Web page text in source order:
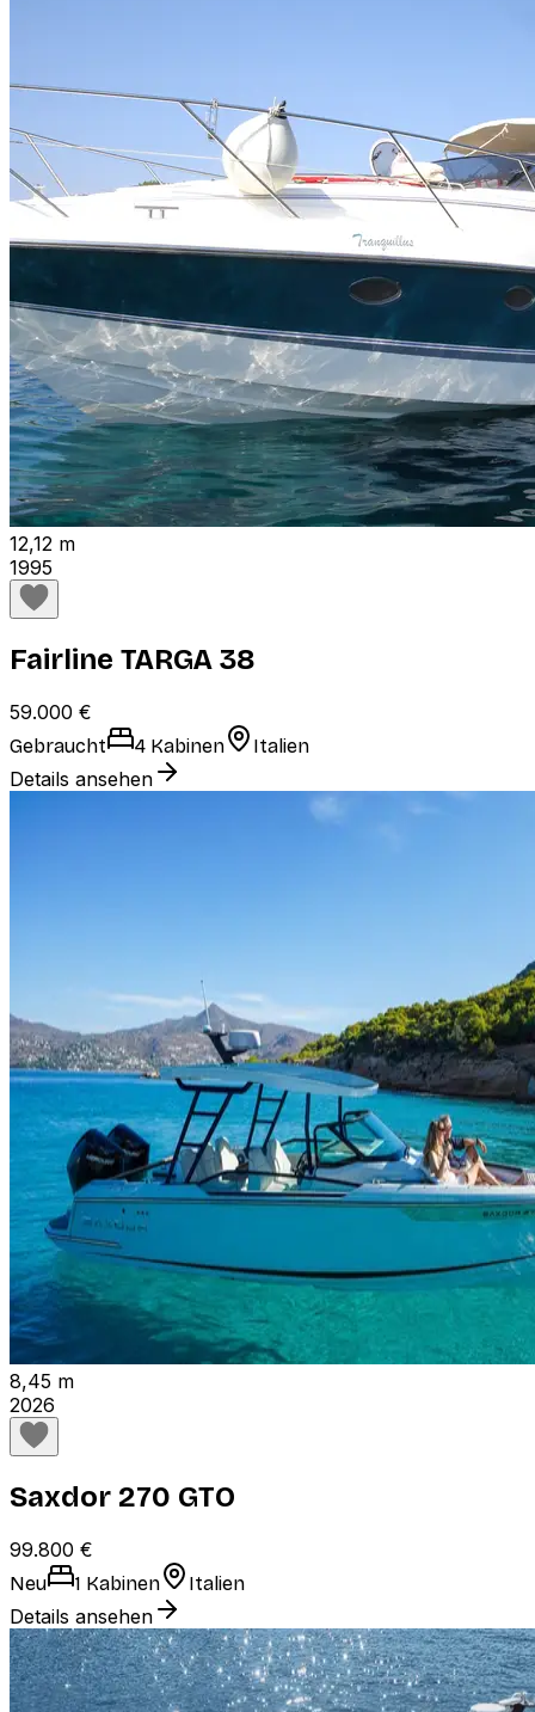
12,12 m
1995
Fairline TARGA 38
59.000 €
Gebraucht 4 Kabinen Italien
Details ansehen
8,45 m
2026
Saxdor 270 GTO
99.800 €
Neu 1 Kabinen Italien
Details ansehen